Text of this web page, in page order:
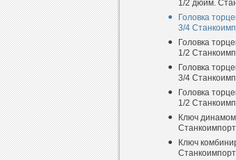
1/2 дюйм.
Головка
3/4
Головка
1/2
Головка
3/4
Головка
1/2
Ключ
Ключ